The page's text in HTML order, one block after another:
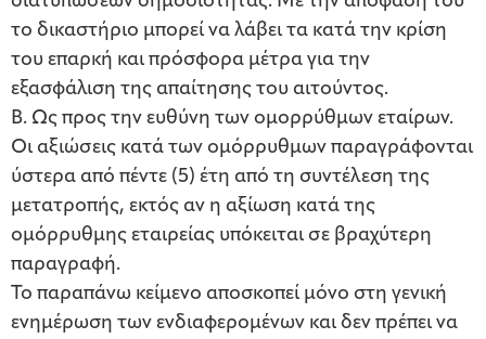
το δικαστήριο μπορεί να λάβει τα κατά την κρίση
του επαρκή και πρόσφορα μέτρα για την
εξασφάλιση της απαίτησης του αιτούντος.
Β. Ως προς την ευθύνη των ομορρύθμων εταίρων.
Οι αξιώσεις κατά των ομόρρυθμων παραγράφονται
ύστερα από πέντε (5) έτη από τη συντέλεση της
μετατροπής, εκτός αν η αξίωση κατά της
ομόρρυθμης εταιρείας υπόκειται σε βραχύτερη
παραγραφή.
Το παραπάνω κείμενο αποσκοπεί μόνο στη γενική
ενημέρωση των ενδιαφερομένων και δεν πρέπει να